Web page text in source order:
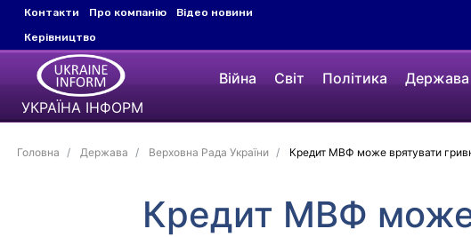
Контакти Про компанію
Відео новини
Керівництво
УКРАЇНА ІНФОРМ
Війна Світ Політика Держава
Головна Держава Верховна Рада України Кредит МВФ може врятувати
Кредит МВФ може